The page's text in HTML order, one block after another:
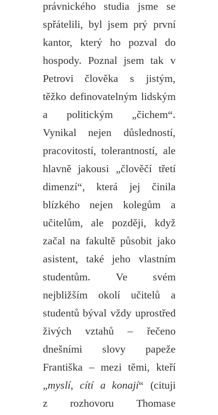
právnického studia jsme se
spřátelili, byl jsem prý první
kantor, který ho pozval do
hospody. Poznal jsem tak v
Petrovi člověka s jistým,
těžko definovatelným lidským
a politickým „čichem“.
Vynikal nejen důsledností,
pracovitostí, tolerantností, ale
hlavně jakousi „člověčí třetí
dimenzí“, která jej činila
blízkého nejen kolegům a
učitelům, ale později, když
začal na fakultě působit jako
asistent, také jeho vlastním
studentům. Ve svém
nejbližším okolí učitelů a
studentů býval vždy uprostřed
živých vztahů – řečeno
dnešními slovy papeže
Františka – mezi těmi, kteří
„myslí, cítí a konají“ (cituji
z rozhovoru Thomase